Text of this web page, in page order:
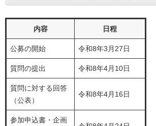
内容 日程
公募の開始 令和8年3月27日
質問の提出 令和8年4月10日
質問に対する回答
（公表）
令和8年4月16日
参加申込書・企画